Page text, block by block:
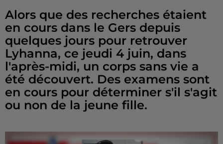
Alors que des recherches étaient
en cours dans le Gers depuis
quelques jours pour retrouver
Lyhanna, ce jeudi 4 juin, dans
l'après-midi, un corps sans vie a
été découvert. Des examens sont
en cours pour déterminer s'il s'agit
ou non de la jeune fille.